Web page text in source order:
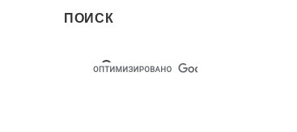
ПОИСК